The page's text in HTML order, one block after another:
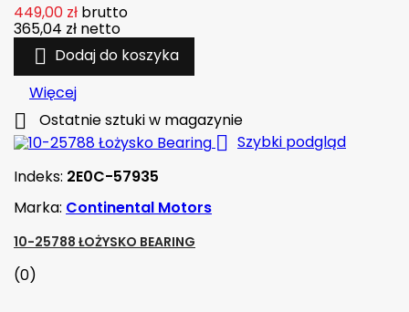
449,00 zł brutto
365,04 zł netto
 Dodaj do koszyka
Więcej
 Ostatnie sztuki w magazynie
 Szybki podgląd
Indeks: 2E0C-57935
Marka: Continental Motors
10-25788 ŁOŻYSKO BEARING
(0)